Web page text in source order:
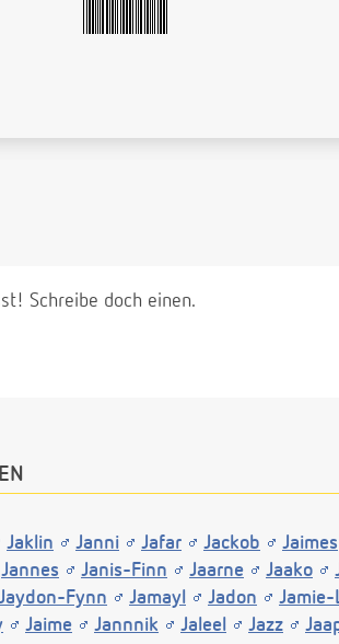
Schreibe doch einen.
Jaklin Janni Jafar Jackob Jaimes
Jannes Janis-Finn Jaarne Jaako
Fynn Jamayl Jadon Jamie-
Jaime Jannnik Jaleel Jazz